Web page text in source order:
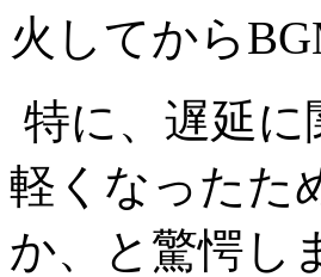
火してから
特に、遅延
軽くなったた
か、と驚愕し